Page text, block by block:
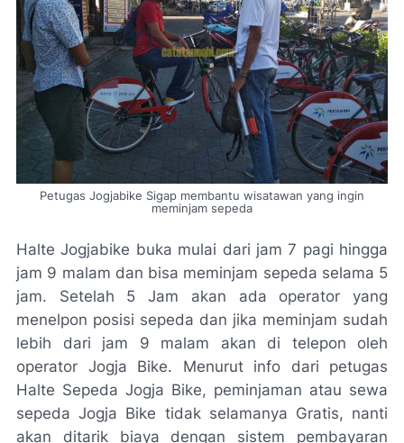
Petugas Jogjabike Sigap membantu wisatawan yang ingin
meminjam sepeda
Halte Jogjabike buka mulai dari jam 7 pagi hingga
jam 9 malam dan bisa meminjam sepeda selama 5
jam. Setelah 5 Jam akan ada operator yang
menelpon posisi sepeda dan jika meminjam sudah
lebih dari jam 9 malam akan di telepon oleh
operator Jogja Bike. Menurut info dari petugas
Halte Sepeda Jogja Bike, peminjaman atau sewa
sepeda Jogja Bike tidak selamanya Gratis, nanti
akan ditarik biaya dengan sistem pembayaran